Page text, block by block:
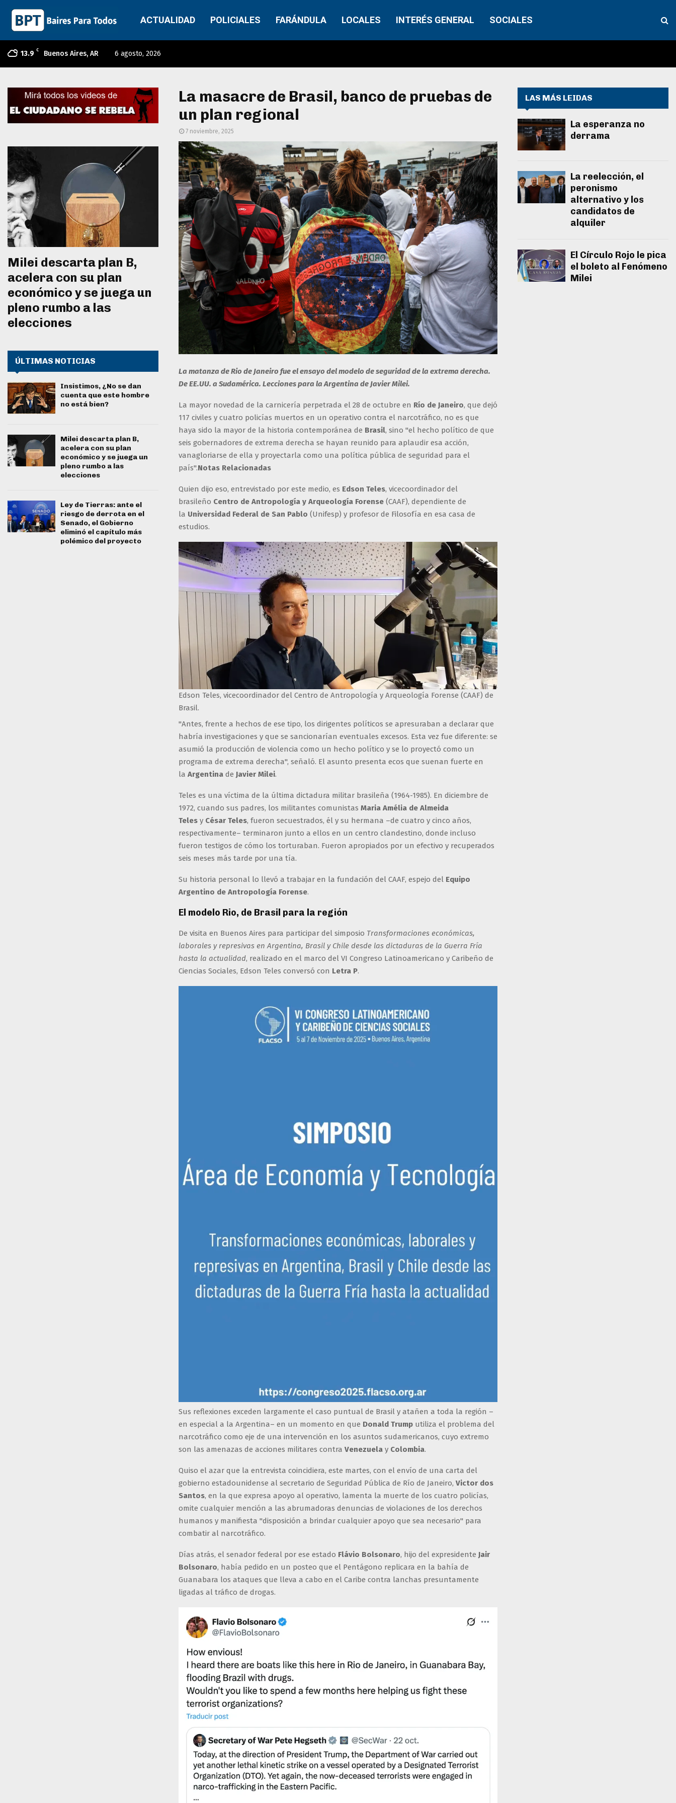
ACTUALIDAD POLICIALES FARÁNDULA LOCALES INTERÉS GENERAL SOCIALES
13.9 C Buenos Aires, AR 6 agosto, 2026
La masacre de Brasil, banco de pruebas de
un plan regional
7 noviembre, 2025
La matanza de Rio de Janeiro fue el ensayo del modelo de seguridad de la extrema derecha.
De EE.UU. a Sudamérica. Lecciones para la Argentina de Javier Milei.
La mayor novedad de la carnicería perpetrada el 28 de octubre en Río de Janeiro, que dejó
117 civiles y cuatro policías muertos en un operativo contra el narcotráfico, no es que
haya sido la mayor de la historia contemporánea de Brasil, sino "el hecho político de que
seis gobernadores de extrema derecha se hayan reunido para aplaudir esa acción,
vanagloriarse de ella y proyectarla como una política pública de seguridad para el
país".Notas Relacionadas
Quien dijo eso, entrevistado por este medio, es Edson Teles, vicecoordinador del
brasileño Centro de Antropología y Arqueología Forense (CAAF), dependiente de
la Universidad Federal de San Pablo (Unifesp) y profesor de Filosofía en esa casa de
estudios.
Edson Teles, vicecoordinador del Centro de Antropología y Arqueología Forense (CAAF) de
Brasil.
"Antes, frente a hechos de ese tipo, los dirigentes políticos se apresuraban a declarar que
habría investigaciones y que se sancionarían eventuales excesos. Esta vez fue diferente: se
asumió la producción de violencia como un hecho político y se lo proyectó como un
programa de extrema derecha", señaló. El asunto presenta ecos que suenan fuerte en
la Argentina de Javier Milei.
Teles es una víctima de la última dictadura militar brasileña (1964-1985). En diciembre de
1972, cuando sus padres, los militantes comunistas Maria Amélia de Almeida
Teles y César Teles, fueron secuestrados, él y su hermana –de cuatro y cinco años,
respectivamente– terminaron junto a ellos en un centro clandestino, donde incluso
fueron testigos de cómo los torturaban. Fueron apropiados por un efectivo y recuperados
seis meses más tarde por una tía.
Su historia personal lo llevó a trabajar en la fundación del CAAF, espejo del Equipo
Argentino de Antropología Forense.
El modelo Rio, de Brasil para la región
De visita en Buenos Aires para participar del simposio Transformaciones económicas,
laborales y represivas en Argentina, Brasil y Chile desde las dictaduras de la Guerra Fría
hasta la actualidad, realizado en el marco del VI Congreso Latinoamericano y Caribeño de
Ciencias Sociales, Edson Teles conversó con Letra P.
Sus reflexiones exceden largamente el caso puntual de Brasil y atañen a toda la región –
en especial a la Argentina– en un momento en que Donald Trump utiliza el problema del
narcotráfico como eje de una intervención en los asuntos sudamericanos, cuyo extremo
son las amenazas de acciones militares contra Venezuela y Colombia.
Quiso el azar que la entrevista coincidiera, este martes, con el envío de una carta del
gobierno estadounidense al secretario de Seguridad Pública de Río de Janeiro, Victor dos
Santos, en la que expresa apoyo al operativo, lamenta la muerte de los cuatro policías,
omite cualquier mención a las abrumadoras denuncias de violaciones de los derechos
humanos y manifiesta "disposición a brindar cualquier apoyo que sea necesario" para
combatir al narcotráfico.
Días atrás, el senador federal por ese estado Flávio Bolsonaro, hijo del expresidente Jair
Bolsonaro, había pedido en un posteo que el Pentágono replicara en la bahía de
Guanabara los ataques que lleva a cabo en el Caribe contra lanchas presuntamente
ligadas al tráfico de drogas.
Milei descarta plan B,
acelera con su plan
económico y se juega un
pleno rumbo a las
elecciones
ÚLTIMAS NOTICIAS
Insistimos, ¿No se dan
cuenta que este hombre
no está bien?
Milei descarta plan B,
acelera con su plan
económico y se juega un
pleno rumbo a las
elecciones
Ley de Tierras: ante el
riesgo de derrota en el
Senado, el Gobierno
eliminó el capítulo más
polémico del proyecto
LAS MÁS LEIDAS
La esperanza no
derrama
La reelección, el
peronismo
alternativo y los
candidatos de
alquiler
El Círculo Rojo le pica
el boleto al Fenómeno
Milei